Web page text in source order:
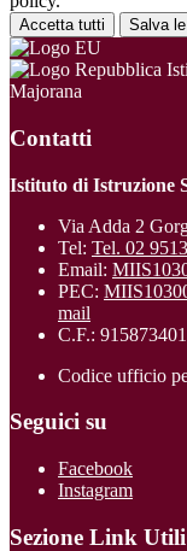
Accetta tutti Salva
Majorana
Contatti
Istituto di Istruzione
Via Adda 2
Tel: Tel. 02
Email:
PEC:
mail
C.F.:
Codice ufficio
Seguici su
Facebook
Instagram
Sezione Link Utili